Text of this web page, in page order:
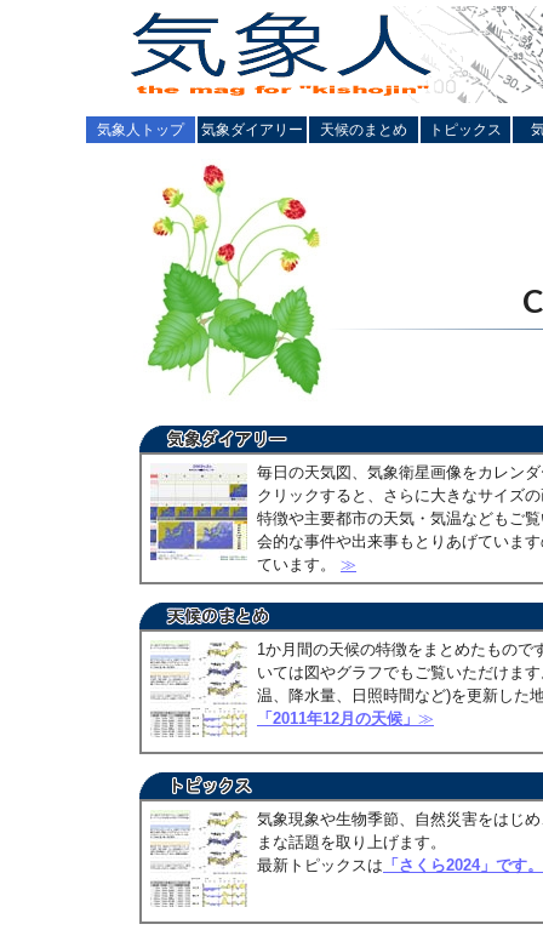
気象人トップ 気象ダイアリー 天候のまとめ トピックス
毎日の天気図、気象衛星画像をカレン
クリックすると、さらに大きなサイズ
特徴や主要都市の天気・気温などもご
会的な事件や出来事もとりあげていま
ています。 ≫
1か月間の天候の特徴をまとめたもので
いては図やグラフでもご覧いただけま
温、降水量、日照時間など)を更新した
「2011年12月の天候」 ≫
気象現象や生物季節、自然災害をはじ
まな話題を取り上げます。
最新トピックスは 「さくら2024」です。